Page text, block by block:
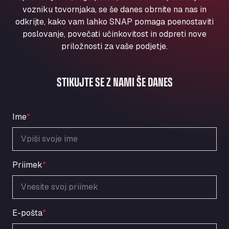
Aqua Ariva GmbH
Marie-Curie-Straße 24, 68219
Aral Autohof Bockel
An der Autobahn 1, 27404
Oppelner Str. 1, 31167
ARAL Autohof Merklingen
ARAL Autohof Preis
Schellweilerstraße 1, 66871
ARAL Tankstelle - XXL Truckwash.de
GmbH
Obernburger Str. 127, 63811
Ardleigh South Services
a120 westbound, CO77SL
Area 47 Hermanos Rico
vozniku tovornjaka, se še danes obrnite na nas in
odkrijte, kako vam lahko SNAP pomaga poenostaviti
poslovanje, povečati učinkovitost in odpreti nove
priložnosti za vaše podjetje.
STIKUJTE SE Z NAMI ŠE DANES
Ime*
Priimek*
E-pošta*